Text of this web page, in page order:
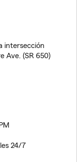
intersección
Ave. (SR 650)
24/7